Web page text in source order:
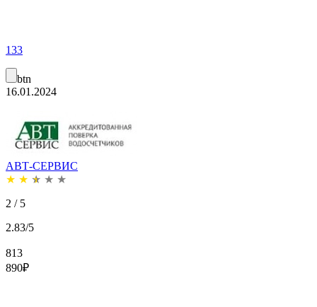
133
btn
16.01.2024
АВТ-СЕРВИС
★ ★ ★ ★ ★
2 / 5
2.83/5
813
890₽